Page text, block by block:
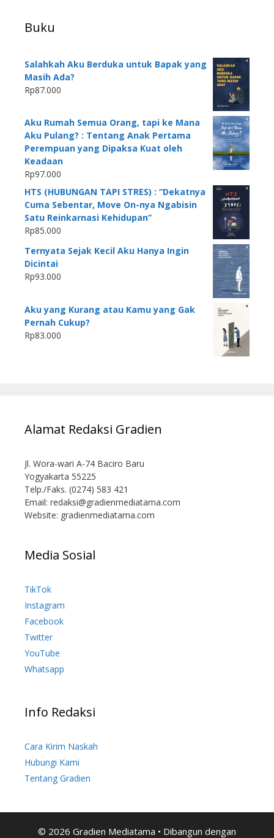
Buku
Salahkah Aku Berduka untuk Bapak yang
Masih Ada?
Rp87.000
Aku Rumah Semua Orang, tapi ke Mana
Aku Pulang? : Tentang Anak Pertama
Perempuan yang Dipaksa Kuat oleh
Keadaan
Rp97.000
HTS (HUBUNGAN TAPI STRES) : “Dekatnya
Cuma Sebentar, Move On-nya Ngabisin
Satu Reinkarnasi Kehidupan”
Rp85.000
Ternyata Sejak Kecil Aku Hanya Ingin
Dicintai
Rp93.000
Aku yang Kurang atau Kamu yang Gak
Pernah Cukup?
Rp83.000
Alamat Redaksi Gradien
Jl. Wora-wari A-74 Baciro Baru
Yogyakarta 55225
Telp./Faks. (0274) 583 421
Email: redaksi@gradienmediatama.com
Website: gradienmediatama.com
Media Sosial
TikTok
Instagram
Facebook
Twitter
YouTube
Whatsapp
Info Redaksi
Cara Kirim Naskah
Hubungi Kami
Tentang Gradien
© 2026 Gradien Mediatama • Dibangun dengan